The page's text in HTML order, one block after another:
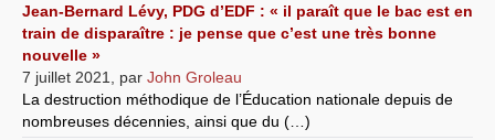
Jean-Bernard Lévy, PDG d’EDF : « il paraît que le bac est en
train de disparaître : je pense que c’est une très bonne
nouvelle »
7 juillet 2021
par John Groleau
La destruction méthodique de l’Éducation nationale depuis de
nombreuses décennies, ainsi que du (…)